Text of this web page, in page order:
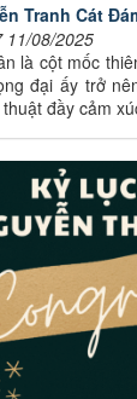
Tranh Cát
11/08/2025
là cột mốc
đại ấy trở
đầy cảm